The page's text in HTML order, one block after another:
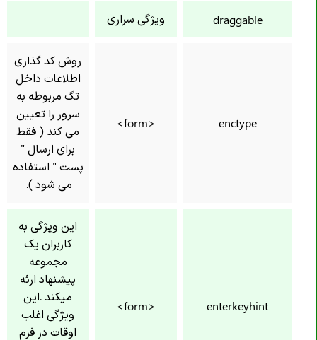
draggable ویژگی سراری
enctype
<form>
روش کد گذاری
اطلاعات داخل
تگ مربوطه به
سرور را تعیین
می کند ( فقط
برای ارسال "
پست " استفاده
می شود ).
enterkeyhint
<form>
این ویژگی به
کاربران یک
مجموعه
پیشنهاد ارئه
میکند .این
ویژگی اغلب
اوقات در فرم